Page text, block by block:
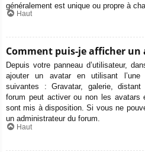
généralement est unique ou propre à
Haut
Comment puis-je afficher un
Depuis votre panneau d’utilisateur,
ajouter un avatar en utilisant l’une
suivantes : Gravatar, galerie, distant
forum peut activer ou non les avatars
sont mis à disposition. Si vous ne
un administrateur du forum.
Haut